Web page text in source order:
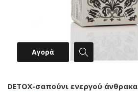
Αγορά
DETOX-σαπούνι ενεργού άνθρακα